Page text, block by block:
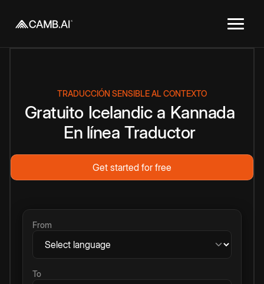
TRADUCCIÓN SENSIBLE AL CONTEXTO
Gratuito Icelandic a Kannada
En línea Traductor
Get started for free
From
To